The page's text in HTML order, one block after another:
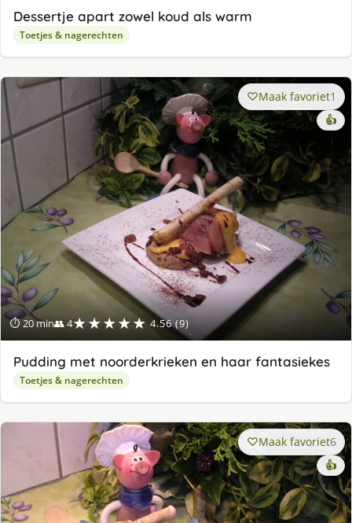
Dessertje apart zowel koud als warm
Toetjes & nagerechten
⏱ 20 min👥 4★★★★★ 4.56 (9)
Maak favoriet1
👍
Pudding met noorderkrieken en haar fantasiekes
Toetjes & nagerechten
Maak favoriet6
👍